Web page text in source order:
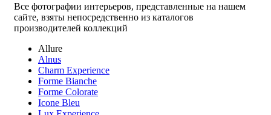
Все фотографии интерьеров, представленные на нашем
сайте, взяты непосредственно из каталогов
производителей коллекций
Allure
Alnus
Charm Experience
Forme Bianche
Forme Colorate
Icone Bleu